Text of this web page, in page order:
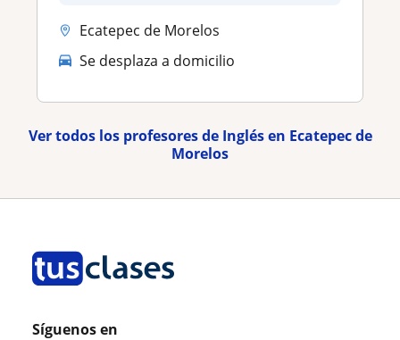
Ecatepec de Morelos
Se desplaza a domicilio
Ver todos los profesores de Inglés en Ecatepec de
Morelos
Síguenos en